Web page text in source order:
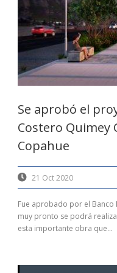
Se aprobó el
Costero Quimey
Copahue
21 Oct 2020
Fue aprobado por el Banco
muy pronto se podrá
esta importante obra que...